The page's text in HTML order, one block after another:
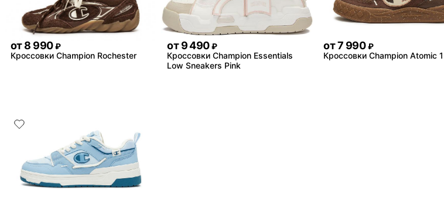
от8 990 ₽
Кроссовки Champion Rochester
от 9 490 ₽
Кроссовки Champion Essentials
Low Sneakers Pink
от7 990 ₽
Кроссовки Champion Atomic 1